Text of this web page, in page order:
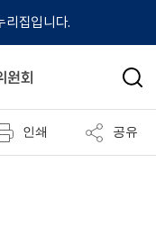
리집입니다.
검
인쇄 공유